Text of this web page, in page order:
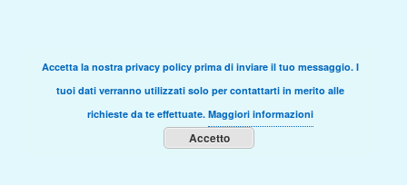
Accetta la nostra privacy policy prima di inviare il tuo messaggio. I
tuoi dati verranno utilizzati solo per contattarti in merito alle
richieste da te effettuate. Maggiori informazioni
Accetto